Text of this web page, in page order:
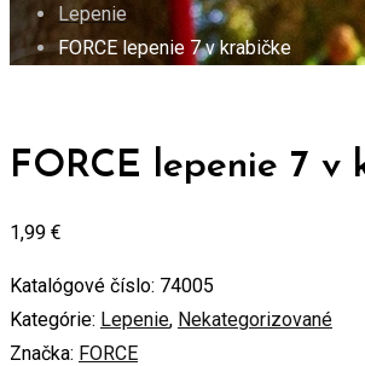
Lepenie
FORCE lepenie 7 v krabičke
FORCE lepenie 7 v
1,99 €
Katalógové číslo: 74005
Kategórie: Lepenie, Nekategorizované
Značka: FORCE